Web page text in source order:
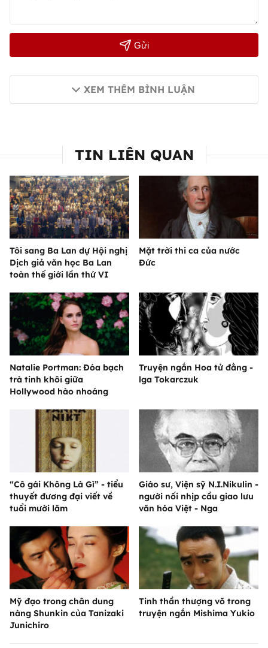
Gửi
XEM THÊM BÌNH LUẬN
TIN LIÊN QUAN
Tôi sang Ba Lan dự Hội nghị
Dịch giả văn học Ba Lan
toàn thế giới lần thứ VI
Mặt trời thi ca của nước
Đức
Natalie Portman: Đóa bạch
trà tinh khôi giữa
Hollywood hào nhoáng
Truyện ngắn Hoa tử đằng -
lga Tokarczuk
“Cô gái Không Là Gì” - tiểu
thuyết đương đại viết về
tuổi mười lăm
Giáo sư, Viện sỹ N.I.Nikulin -
người nối nhịp cầu giao lưu
văn hóa Việt - Nga
Mỹ đạo trong chân dung
nàng Shunkin của Tanizaki
Junichiro
Tinh thần thượng võ trong
truyện ngắn Mishima Yukio